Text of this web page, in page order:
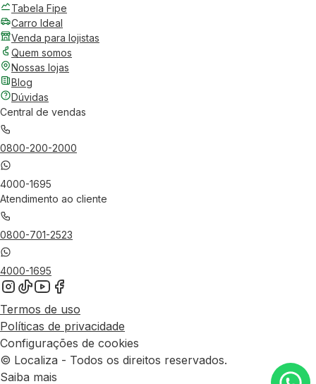
Tabela Fipe
Carro Ideal
Venda para lojistas
Quem somos
Nossas lojas
Blog
Dúvidas
Central de vendas
0800-200-2000
4000-1695
Atendimento ao cliente
0800-701-2523
4000-1695
Termos de uso
Políticas de privacidade
Configurações de cookies
© Localiza - Todos os direitos reservados.
Saiba mais